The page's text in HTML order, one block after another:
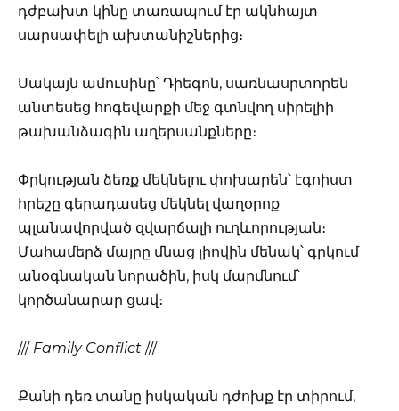
դժբախտ կինը տառապում էր ակնհայտ
սարսափելի ախտանիշներից։
Սակայն ամուսինը՝ Դիեգոն, սառնասրտորեն
անտեսեց հոգեվարքի մեջ գտնվող սիրելիի
թախանձագին աղերսանքները։
Փրկության ձեռք մեկնելու փոխարեն՝ էգոիստ
հրեշը գերադասեց մեկնել վաղօրոք
պլանավորված զվարճալի ուղևորության։
Մահամերձ մայրը մնաց լիովին մենակ՝ գրկում
անօգնական նորածին, իսկ մարմնում՝
կործանարար ցավ։
/// Family Conflict ///
Քանի դեռ տանը իսկական դժոխք էր տիրում,